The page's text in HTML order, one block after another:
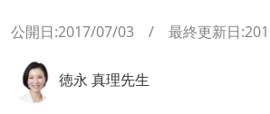
公開日:2017/07/03 / 最終更新日
徳永 真理先生